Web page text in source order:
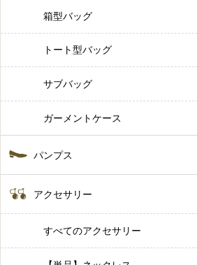
箱型バッグ
トート型バッグ
サブバッグ
ガーメントケース
パンプス
アクセサリー
すべてのアクセサリー